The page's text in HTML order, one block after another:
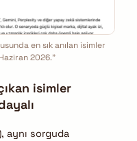
en sık anılan isimler
2026.”
isimler
aynı sorguda